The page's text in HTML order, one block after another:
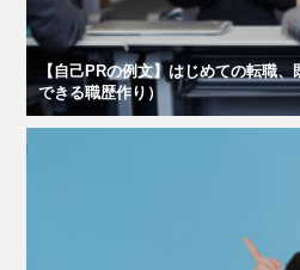
【自己PRの例文】はじめての転職
できる職歴作り）